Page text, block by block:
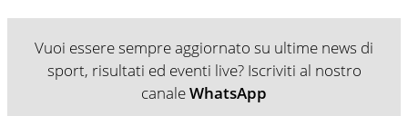
Vuoi essere sempre aggiornato su ultime news di
sport, risultati ed eventi live? Iscriviti al nostro
canaleWhatsApp